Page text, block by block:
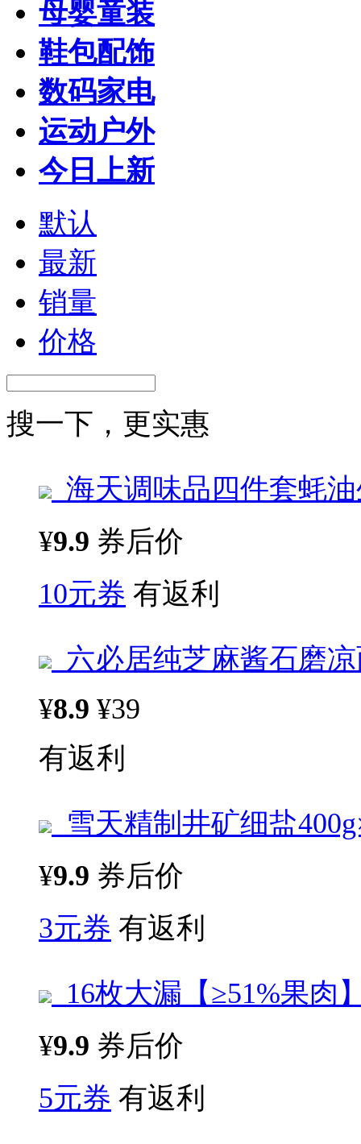
母婴童装
鞋包配饰
数码家电
运动户外
今日上新
默认
最新
销量
价格
搜一下，更实惠
海天调味品四件套蚝
¥9.9 券后价
10元券 有返利
六必居纯芝麻酱石磨
¥8.9 ¥39
有返利
雪天精制井矿细盐
¥9.9 券后价
3元券 有返利
16枚大漏【≥51%果肉
¥9.9 券后价
5元券 有返利